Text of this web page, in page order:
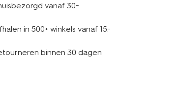
vanaf 30.-
in 500+ winkels vanaf 15.-
binnen 30 dagen